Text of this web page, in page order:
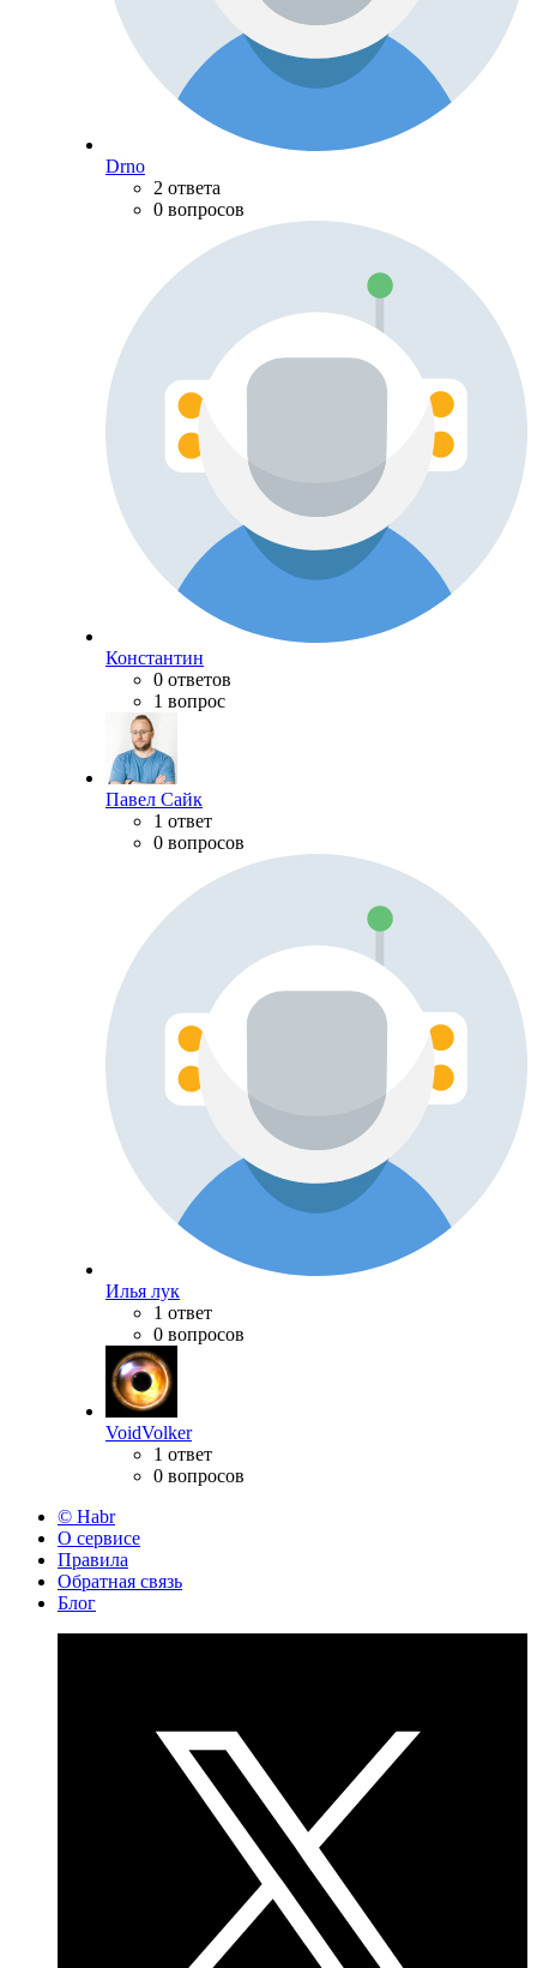
Drno
2 ответа
0 вопросов
Константин
0 ответов
1 вопрос
Павел Сайк
1 ответ
0 вопросов
Илья лук
1 ответ
0 вопросов
VoidVolker
1 ответ
0 вопросов
© Habr
О сервисе
Правила
Обратная связь
Блог